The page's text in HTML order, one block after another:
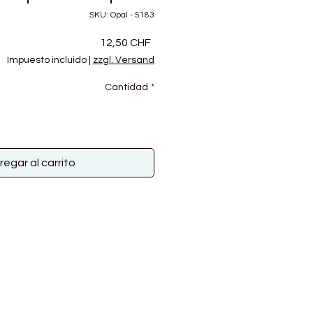
SKU: Opal - 5183
12,50 CHFPrecio
Impuesto incluido zzgl. Versand
Cantidad *
al carrito